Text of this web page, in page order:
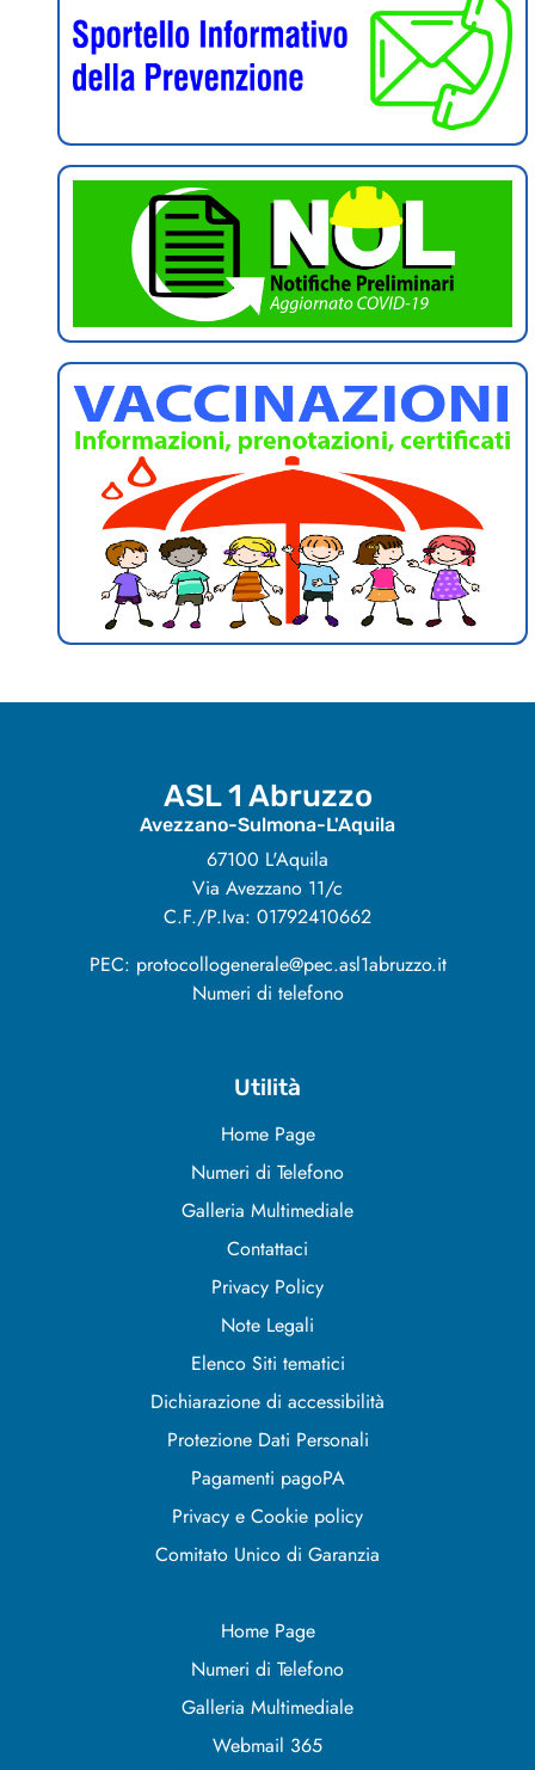
ASL 1 Abruzzo
Avezzano-Sulmona-L'Aquila
67100 L'Aquila
Via Avezzano 11/c
C.F./P.Iva: 01792410662
PEC: protocollogenerale@pec.asl1abruzzo.it
Numeri di telefono
Utilità
Home Page
Numeri di Telefono
Galleria Multimediale
Contattaci
Privacy Policy
Note Legali
Elenco Siti tematici
Dichiarazione di accessibilità
Protezione Dati Personali
Pagamenti pagoPA
Privacy e Cookie policy
Comitato Unico di Garanzia
Home Page
Numeri di Telefono
Galleria Multimediale
Webmail 365